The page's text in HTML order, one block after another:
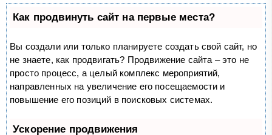
Как продвинуть сайт на первые места?
Вы создали или только планируете создать свой сайт, но
не знаете, как продвигать? Продвижение сайта – это не
просто процесс, а целый комплекс мероприятий,
направленных на увеличение его посещаемости и
повышение его позиций в поисковых системах.
Ускорение продвижения